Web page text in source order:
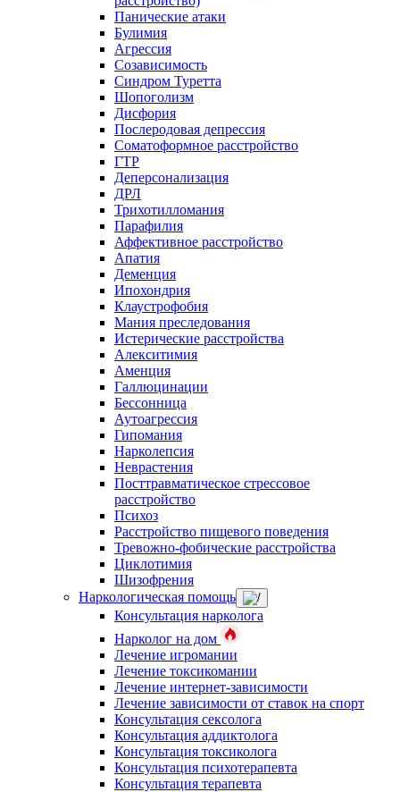
Панические атаки
Булимия
Агрессия
Созависимость
Синдром Туретта
Шопоголизм
Дисфория
Послеродовая депрессия
Соматоформное расстройство
ГТР
Деперсонализация
ДРЛ
Трихотилломания
Парафилия
Аффективное расстройство
Апатия
Деменция
Ипохондрия
Клаустрофобия
Мания преследования
Истерические расстройства
Алекситимия
Аменция
Галлюцинации
Бессонница
Аутоагрессия
Гипомания
Нарколепсия
Неврастения
Посттравматическое стрессовое
расстройство
Психоз
Расстройство пищевого поведения
Тревожно-фобические расстройства
Циклотимия
Шизофрения
Наркологическая помощь
Консультация нарколога
Нарколог на дом
Лечение игромании
Лечение токсикомании
Лечение интернет-зависимости
Лечение зависимости от ставок на спорт
Консультация сексолога
Консультация аддиктолога
Консультация токсиколога
Консультация психотерапевта
Консультация терапевта